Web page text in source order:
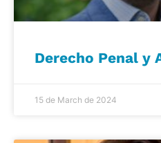
Derecho Penal y
15 de March de 2024